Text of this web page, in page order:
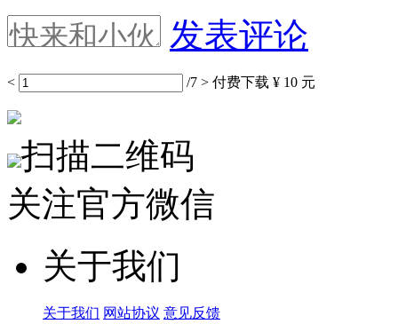
发表评论
< /7 > 付费下载 ¥ 10 元
扫描二维码
关注官方微信
关于我们
关于我们 网站协议 意见反馈